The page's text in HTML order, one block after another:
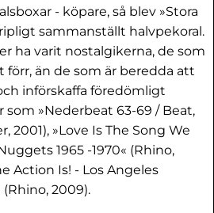
- köpare, så blev »Stora
sammanställt halvpekoral.
ha varit nostalgikerna, de som
förr, än de som är beredda att
införskaffa föredömligt
som »Nederbeat 63-69 / Beat,
2001), »Love Is The Song We
1965 -1970« (Rhino,
Action Is! - Los Angeles
(Rhino, 2009).